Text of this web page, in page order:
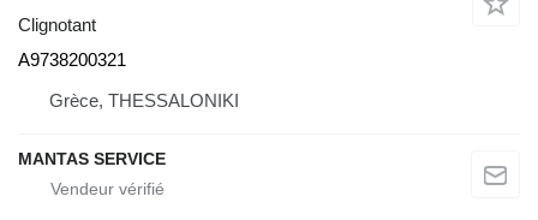
Clignotant
A9738200321
Grèce, THESSALONIKI
MANTAS SERVICE